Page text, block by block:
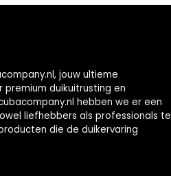
jouw ultieme
premium duikuitrusting en
hebben we er een
liefhebbers als professionals te
die de duikervaring